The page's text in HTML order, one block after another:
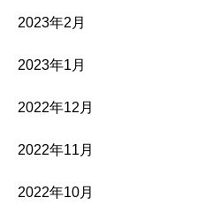
2023年2月
2023年1月
2022年12月
2022年11月
2022年10月